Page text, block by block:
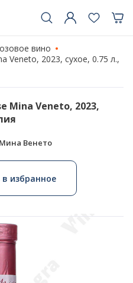
вино
Veneto, 2023, сухое, 0.75 л.,
Mina Veneto, 2023,
Венето
избранное